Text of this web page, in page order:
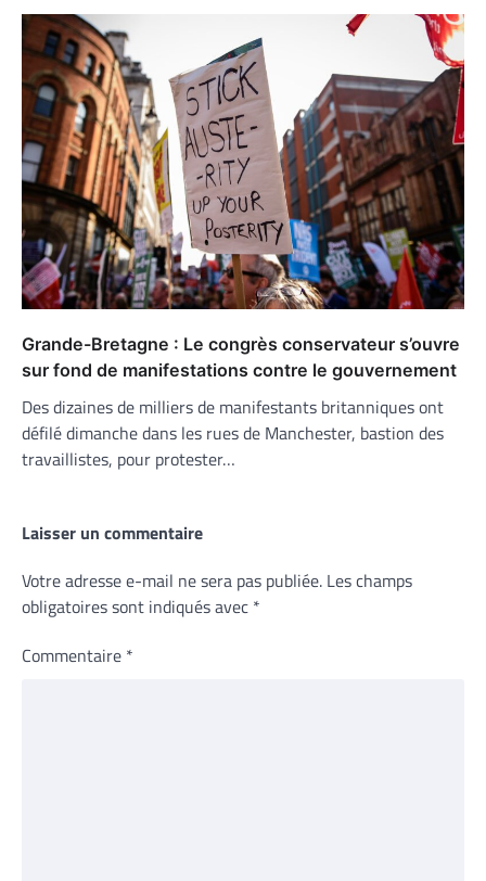
Grande-Bretagne : Le congrès conservateur s’ouvre
sur fond de manifestations contre le gouvernement
Des dizaines de milliers de manifestants britanniques ont
défilé dimanche dans les rues de Manchester, bastion des
travaillistes, pour protester…
Laisser un commentaire
Votre adresse e-mail ne sera pas publiée. Les champs
obligatoires sont indiqués avec *
Commentaire *